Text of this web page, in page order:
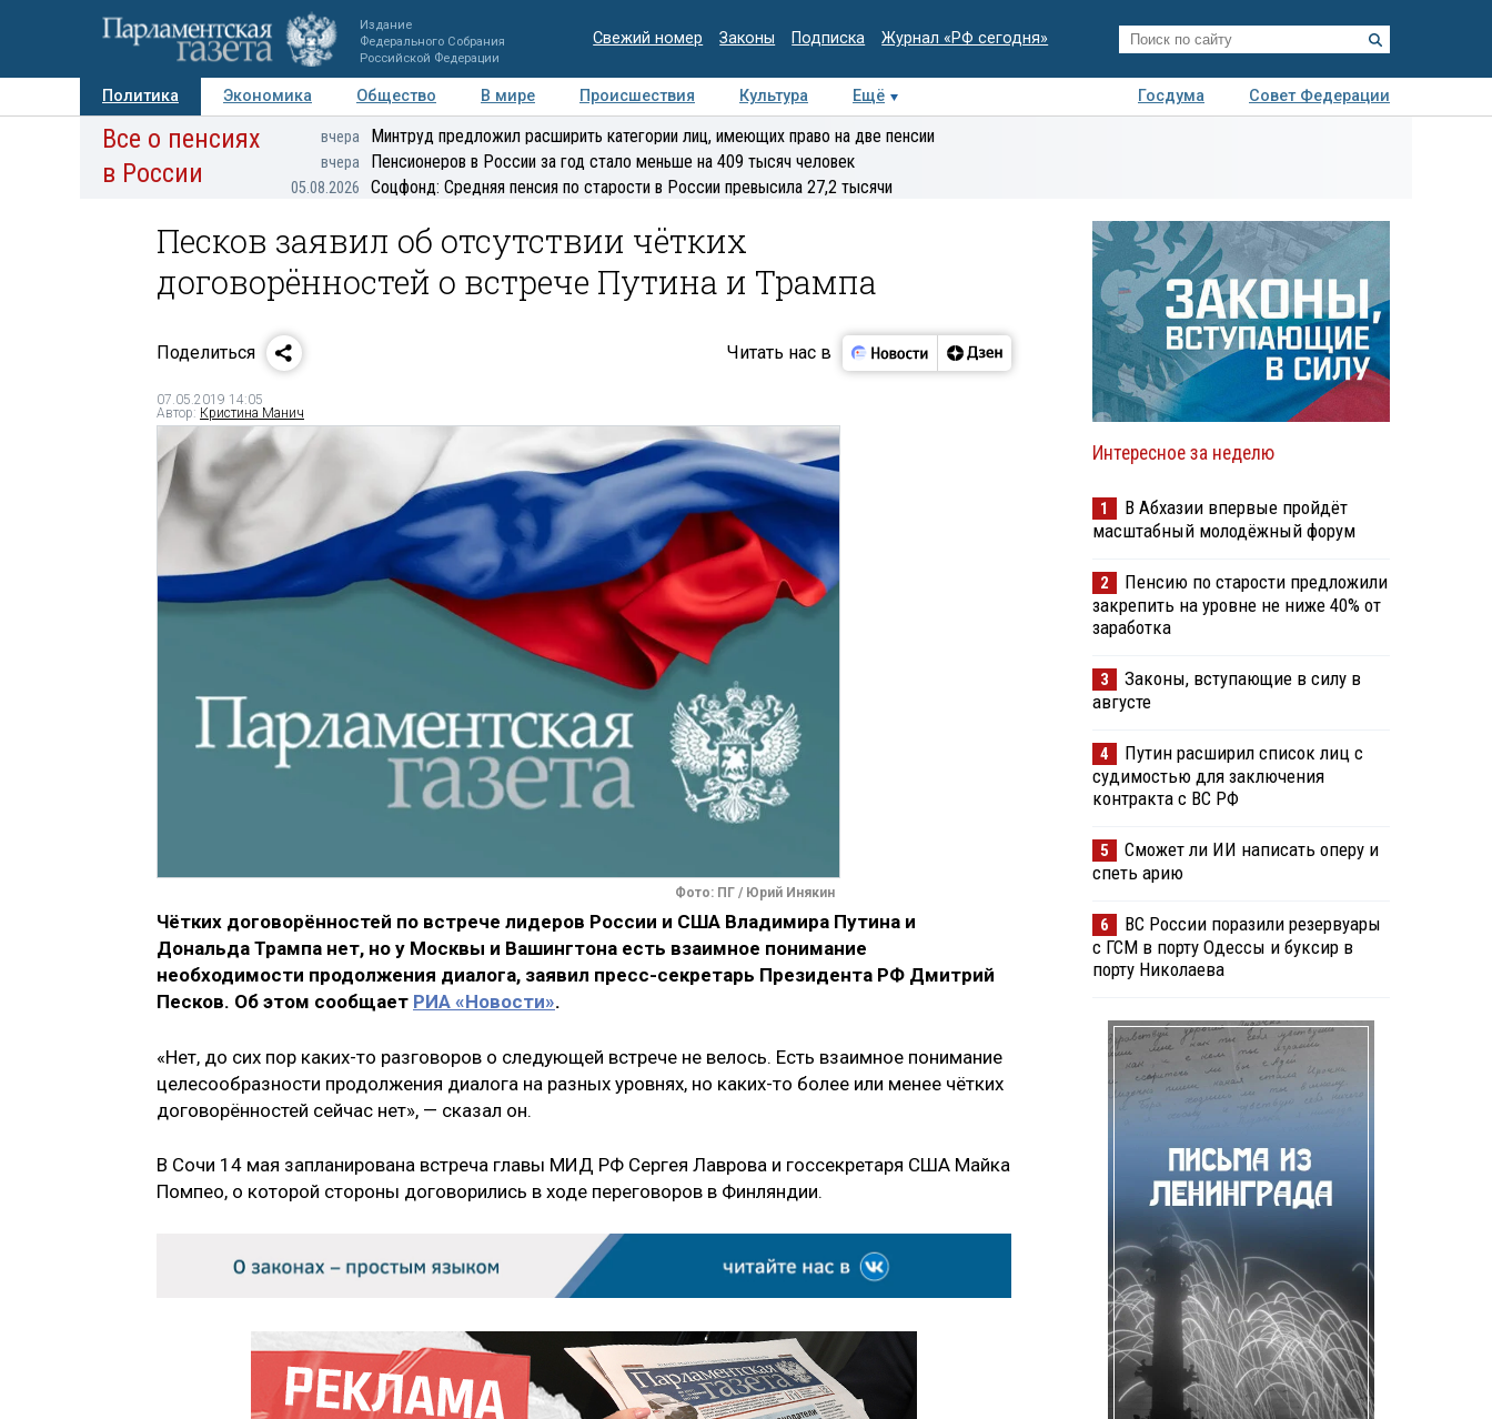
Издание
Федерального Собрания
Российской Федерации
Свежий номер Законы Подписка Журнал «РФ сегодня»
Политика Экономика Общество В мире Происшествия Культура Ещё Госдума
Совет Федерации
Авторы Персоны Мнения Регионы Медиацентр Интервью Колумнисты
Деловая
Все о пенсиях
в России
вчера Минтруд предложил расширить категории лиц, имеющих право на две пенсии
вчера Пенсионеров в России за год стало меньше на 409 тысяч человек
05.08.2026 Соцфонд: Средняя пенсия по старости в России превысила 27,2 тысячи
Песков заявил об отсутствии чётких
договорённостей о встрече Путина и Трампа
Поделиться Читать нас в
07.05.2019 14:05
Автор: Кристина Манич
Фото: ПГ / Юрий Инякин
Чётких договорённостей по встрече лидеров России и США Владимира Путина и
Дональда Трампа нет, но у Москвы и Вашингтона есть взаимное понимание
необходимости продолжения диалога, заявил пресс-секретарь Президента РФ Дмитрий
Песков. Об этом сообщает РИА «Новости».
«Нет, до сих пор каких-то разговоров о следующей встрече не велось. Есть взаимное понимание
целесообразности продолжения диалога на разных уровнях, но каких-то более или менее чётких
договорённостей сейчас нет», — сказал он.
В Сочи 14 мая запланирована встреча главы МИД РФ Сергея Лаврова и госсекретаря США Майка
Помпео, о которой стороны договорились в ходе переговоров в Финляндии.
Интересное за неделю
1
В Абхазии впервые пройдёт
масштабный молодёжный форум
2
Пенсию по старости предложили
закрепить на уровне не ниже 40% от
заработка
3
Законы, вступающие в силу в
августе
4
Путин расширил список лиц с
судимостью для заключения
контракта с ВС РФ
5
Сможет ли ИИ написать оперу и
спеть арию
6
ВС России поразили резервуары
с ГСМ в порту Одессы и буксир в
порту Николаева